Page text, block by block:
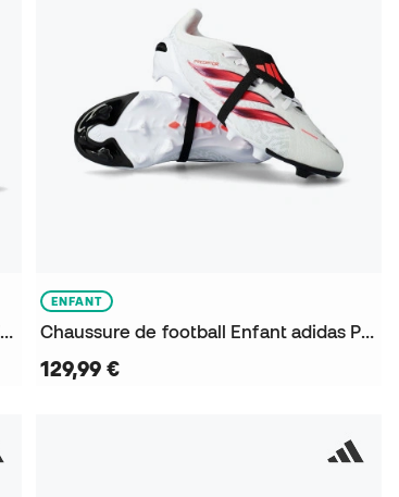
Chaussure de football Predator Elite FT FG
ENFANT
Chaussure de football Enfant adidas Predator Elite FT FG
129,99 €